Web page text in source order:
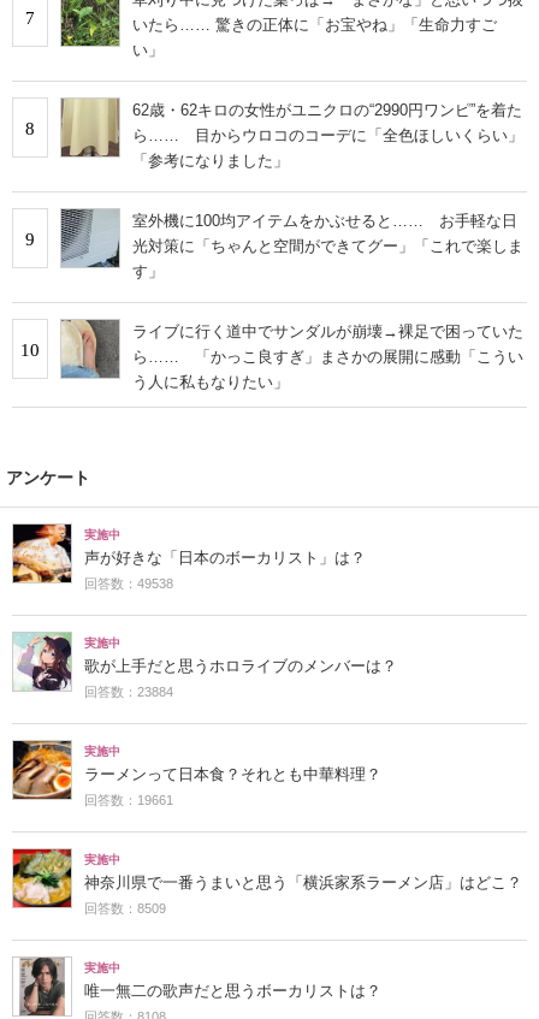
7
いたら…… 驚きの正体に「お宝やね」「生命力すご
い」
8
62歳・62キロの女性がユニクロの“2990円ワンピ”を着た
ら…… 目からウロコのコーデに「全色ほしいくらい」
「参考になりました」
9
室外機に100均アイテムをかぶせると…… お手軽な日
光対策に「ちゃんと空間ができてグー」「これで楽しま
す」
10
ライブに行く道中でサンダルが崩壊→裸足で困っていた
ら…… 「かっこ良すぎ」まさかの展開に感動「こうい
う人に私もなりたい」
アンケート
実施中
声が好きな「日本のボーカリスト」は？
回答数：49538
実施中
歌が上手だと思うホロライブのメンバーは？
回答数：23884
実施中
ラーメンって日本食？それとも中華料理？
回答数：19661
実施中
神奈川県で一番うまいと思う「横浜家系ラーメン店」はどこ？
回答数：8509
実施中
唯一無二の歌声だと思うボーカリストは？